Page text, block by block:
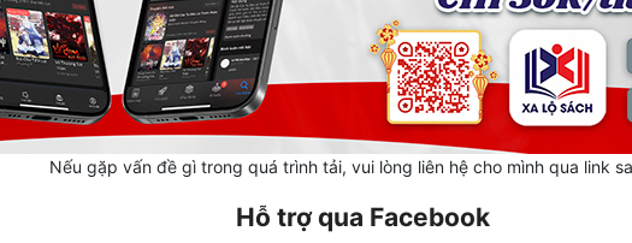
Nếu gặp vấn đề gì trong quá trình tải, vui lòng liên hệ cho mình qua link
Hỗ trợ qua Facebook